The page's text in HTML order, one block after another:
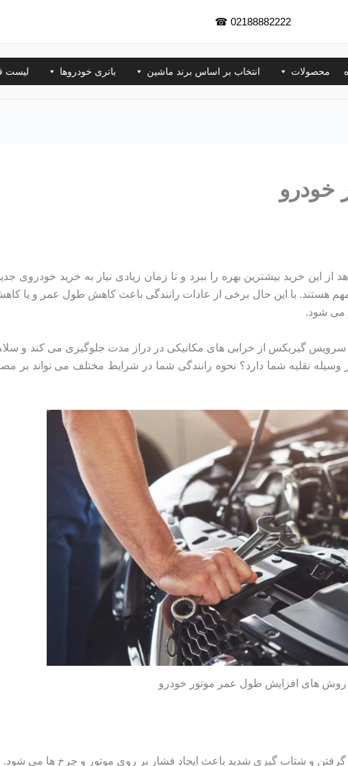
02188882222
☎
محصولات انتخاب بر اساس برند ماشین باتری خودروها لیست
خودرو
خرید بیشترین بهره را ببرد و تا زمان زیادی نیاز به خرید خودروی
هستند. با این حال برخی از عادات رانندگی باعث کاهش طول عمر و یا
می شود.
سرویس گیربکس از خرابی های مکانیکی در دراز مدت جلوگیری می کند و
وسیله نقلیه شما دارد؟ نحوه رانندگی شما در شرایط مختلف می تواند
روش های افزایش طول عمر موتور خودرو
گرفتن و شتاب گیری شدید باعث ایجاد فشار بر روی موتور و چرخ ها می شود.